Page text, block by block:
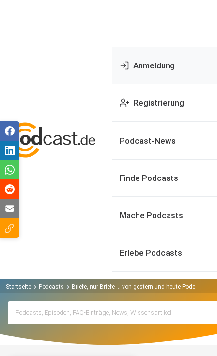
Anmeldung
Registrierung
Podcast-News
Finde Podcasts
Mache Podcasts
Erlebe Podcasts
Startseite Podcasts Briefe, nur Briefe ... von gestern und heute Podcast